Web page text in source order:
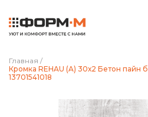
Главная /
Кромка REHAU (A) 30х2 Бетон пайн
13701541018